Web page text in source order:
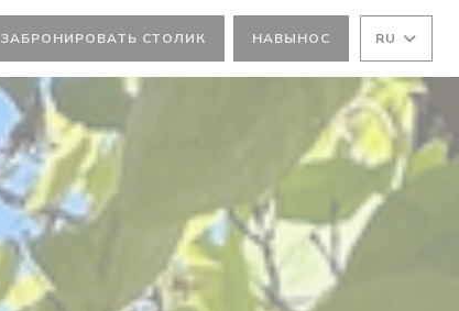
ЗАБРОНИРОВАТЬ СТОЛИК НАВЫНОС RU